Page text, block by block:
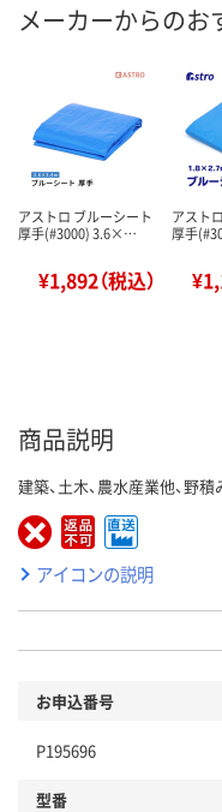
メーカーからのお
アストロ ブルーシート
厚手(#3000) 3.6×…
¥1,892（税込）
アスト
厚手
商品説明
建築、土木、農水産業他、野
アイコンの説明
お申込番号
P195696
型番